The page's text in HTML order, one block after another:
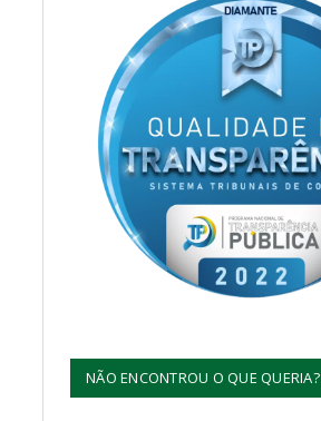
NÃO ENCONTROU O QUE QUERIA?